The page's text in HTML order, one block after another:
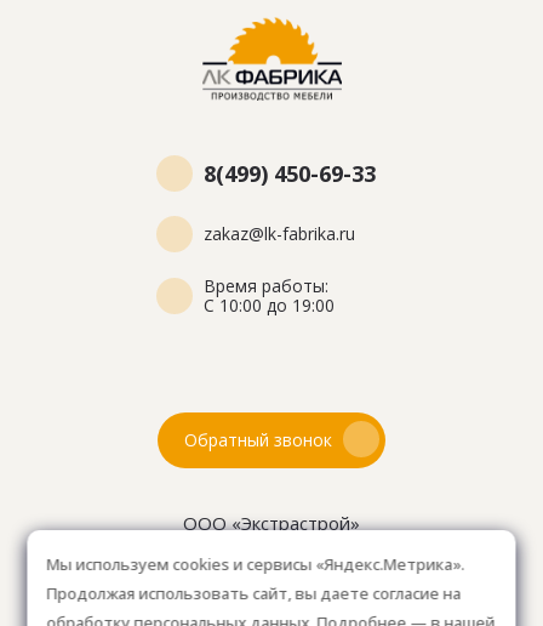
8(499) 450-69-33
zakaz@lk-fabrika.ru
Время работы:
С 10:00 до 19:00
Обратный звонок
ООО «Экстрастрой»
ОГРН 1157746804753
Как проехать: 15км от Мкад, в среднем 10-15 мин. на
Мы используем cookies и сервисы «Яндекс.Метрика».
Продолжая использовать сайт, вы даете согласие на